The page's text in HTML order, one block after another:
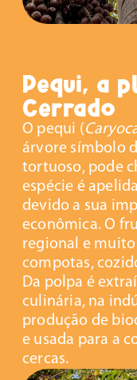
Pequi, a
Cerrado
O pequi (
árvore símbolo
tortuoso, pode
espécie é
devido a sua
econômica. O
regional e
compotas,
Da polpa é
culinária, na
produção de
e usada para a
cercas.